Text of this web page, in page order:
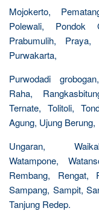
Mojokerto,
Polewali, Pondok
Prabumulih, Praya,
Purwakarta,
Purwodadi
Raha,
Ternate, Tolitoli,
Agung, Ujung Berung,
Ungaran,
Watampone,
Rembang, Rengat,
Sampang, Sampit,
Tanjung Redep.